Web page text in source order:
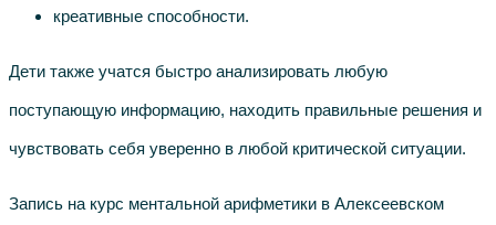
креативные способности.
Дети также учатся быстро анализировать любую
поступающую информацию, находить правильные решения и
чувствовать себя уверенно в любой критической ситуации.
Запись на курс ментальной арифметики в Алексеевском